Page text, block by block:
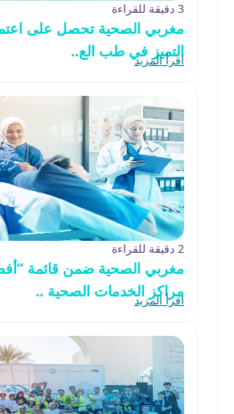
3 دقيقة للقراءة
مغربي الصحية تحصل على
التميز في طب الع..
اقرأ المزيد
2 دقيقة للقراءة
مغربي الصحية ضمن قائمة
مراكز الخدمات الصحية ..
اقرأ المزيد